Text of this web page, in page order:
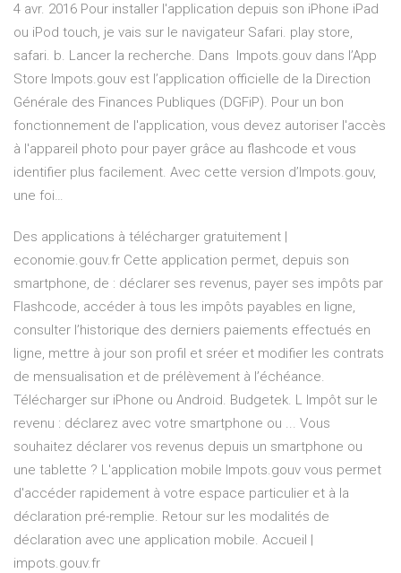
4 avr. 2016 Pour installer l'application depuis son iPhone iPad
ou iPod touch, je vais sur le navigateur Safari. play store,
safari. b. Lancer la recherche. Dans ‎Impots.gouv dans l’App
Store ‎Impots.gouv est l’application officielle de la Direction
Générale des Finances Publiques (DGFiP). Pour un bon
fonctionnement de l'application, vous devez autoriser l'accès
à l'appareil photo pour payer grâce au flashcode et vous
identifier plus facilement. Avec cette version d’Impots.gouv,
une foi…
Des applications à télécharger gratuitement |
economie.gouv.fr Cette application permet, depuis son
smartphone, de : déclarer ses revenus, payer ses impôts par
Flashcode, accéder à tous les impôts payables en ligne,
consulter l’historique des derniers paiements effectués en
ligne, mettre à jour son profil et sréer et modifier les contrats
de mensualisation et de prélèvement à l’échéance.
Télécharger sur iPhone ou Android. Budgetek. L Impôt sur le
revenu : déclarez avec votre smartphone ou ... Vous
souhaitez déclarer vos revenus depuis un smartphone ou
une tablette ? L'application mobile Impots.gouv vous permet
d'accéder rapidement à votre espace particulier et à la
déclaration pré-remplie. Retour sur les modalités de
déclaration avec une application mobile. Accueil |
impots.gouv.fr